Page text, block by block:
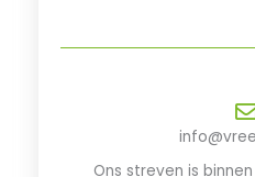
Ons streven is